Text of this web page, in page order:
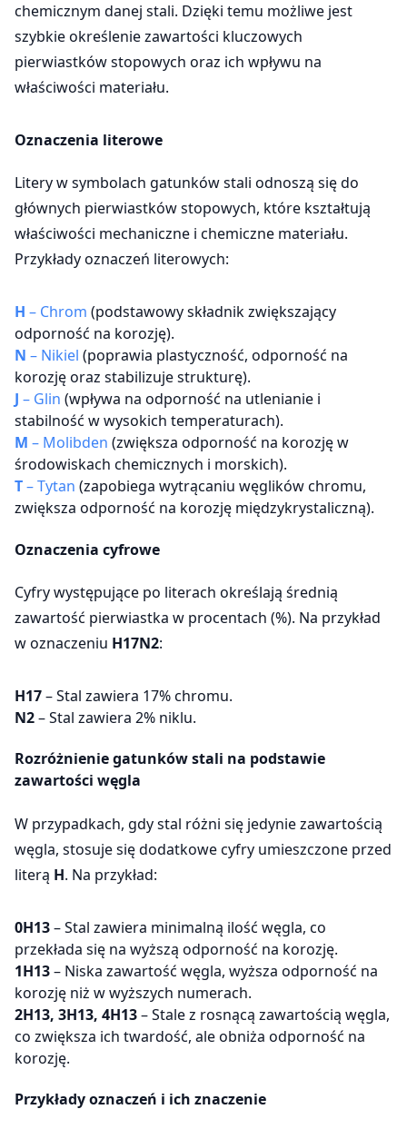
chemicznym danej stali. Dzięki temu możliwe jest
szybkie określenie zawartości kluczowych
pierwiastków stopowych oraz ich wpływu na
właściwości materiału.
Oznaczenia literowe
Litery w symbolach gatunków stali odnoszą się do
głównych pierwiastków stopowych, które kształtują
właściwości mechaniczne i chemiczne materiału.
Przykłady oznaczeń literowych:
H – Chrom (podstawowy składnik zwiększający
odporność na korozję).
N – Nikiel (poprawia plastyczność, odporność na
korozję oraz stabilizuje strukturę).
J – Glin (wpływa na odporność na utlenianie i
stabilność w wysokich temperaturach).
M – Molibden (zwiększa odporność na korozję w
środowiskach chemicznych i morskich).
T– Tytan (zapobiega wytrącaniu węglików chromu,
zwiększa odporność na korozję międzykrystaliczną).
Oznaczenia cyfrowe
Cyfry występujące po literach określają średnią
zawartość pierwiastka w procentach (%). Na przykład
w oznaczeniu H17N2:
H17– Stal zawiera 17% chromu.
N2– Stal zawiera 2% niklu.
Rozróżnienie gatunków stali na podstawie
zawartości węgla
W przypadkach, gdy stal różni się jedynie zawartością
węgla, stosuje się dodatkowe cyfry umieszczone przed
literą H. Na przykład:
0H13– Stal zawiera minimalną ilość węgla, co
przekłada się na wyższą odporność na korozję.
1H13– Niska zawartość węgla, wyższa odporność na
korozję niż w wyższych numerach.
2H13, 3H13, 4H13– Stale z rosnącą zawartością węgla,
co zwiększa ich twardość, ale obniża odporność na
korozję.
Przykłady oznaczeń i ich znaczenie